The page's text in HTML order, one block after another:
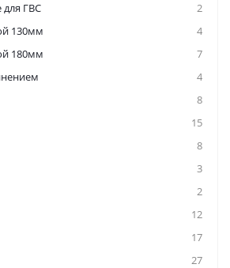
ГВС
2
130мм
4
180мм
7
4
8
15
8
3
2
12
17
27